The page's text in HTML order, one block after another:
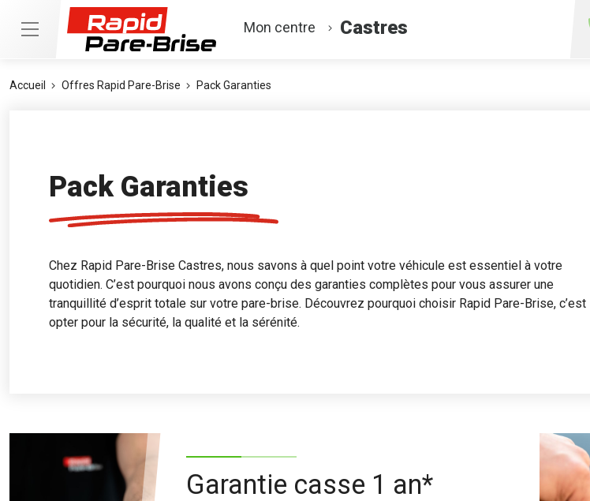
Mon centre Castres
Accueil Offres Rapid Pare-Brise Pack Garanties
Pack Garanties
Chez Rapid Pare-Brise Castres, nous savons à quel point votre véhicule est essentiel à votre
quotidien. C’est pourquoi nous avons conçu des garanties complètes pour vous assurer une
tranquillité d’esprit totale sur votre pare-brise. Découvrez pourquoi choisir Rapid Pare-Brise, c’est
opter pour la sécurité, la qualité et la sérénité.
Garantie casse 1 an*